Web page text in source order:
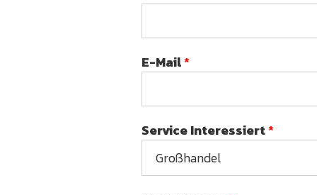
E-Mail*
Service Interessiert*